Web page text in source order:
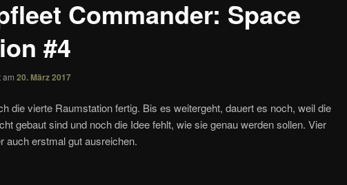
Commander: Space
#4
am20. März 2017
die vierte Raumstation fertig. Bis es weitergeht, dauert es noch, weil die
gebaut sind und noch die Idee fehlt, wie sie genau werden sollen. Vier
auch erstmal gut ausreichen.